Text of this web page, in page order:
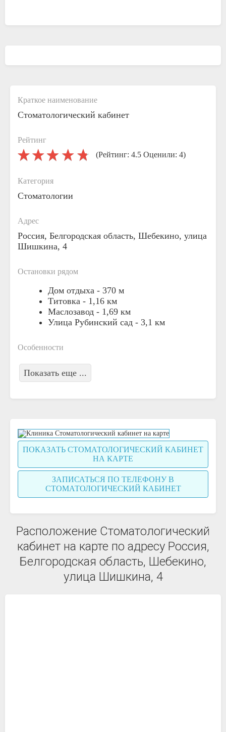
Краткое наименование
Стоматологический кабинет
Рейтинг
(Рейтинг: 4.5 Оценили: 4)
Категория
Стоматологии
Адрес
Россия, Белгородская область, Шебекино, улица
Шишкина, 4
Остановки рядом
Дом отдыха - 370 м
Титовка - 1,16 км
Маслозавод - 1,69 км
Улица Рубинский сад - 3,1 км
Особенности
Показать еще ...
ПОКАЗАТЬ СТОМАТОЛОГИЧЕСКИЙ КАБИНЕТ
НА КАРТЕ
ЗАПИСАТЬСЯ ПО ТЕЛЕФОНУ В
СТОМАТОЛОГИЧЕСКИЙ КАБИНЕТ
Расположение Стоматологический
кабинет на карте по адресу Россия,
Белгородская область, Шебекино,
улица Шишкина, 4